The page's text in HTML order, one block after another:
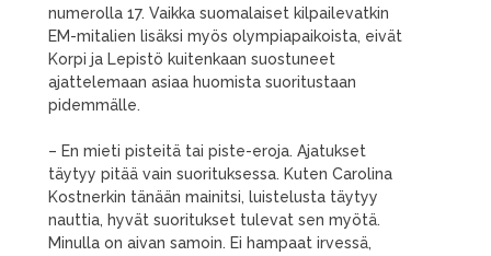
numerolla 17. Vaikka suomalaiset kilpailevatkin
EM-mitalien lisäksi myös olympiapaikoista, eivät
Korpi ja Lepistö kuitenkaan suostuneet
ajattelemaan asiaa huomista suoritustaan
pidemmälle.
– En mieti pisteitä tai piste-eroja. Ajatukset
täytyy pitää vain suorituksessa. Kuten Carolina
Kostnerkin tänään mainitsi, luistelusta täytyy
nauttia, hyvät suoritukset tulevat sen myötä.
Minulla on aivan samoin. Ei hampaat irvessä,